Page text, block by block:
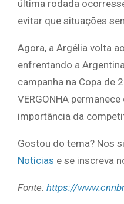
última rodada
evitar que situações
Agora, a Argélia volta
enfrentando a
campanha na Copa de
VERGONHA
importância da
Gostou do tema? Nos
Notícias e se inscreva
Fonte: https://